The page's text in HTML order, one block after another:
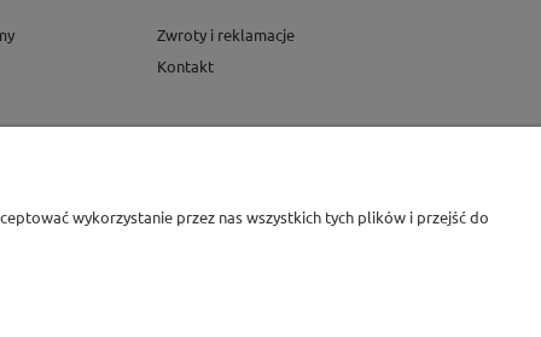
Zwroty i reklamacje
Kontakt
wykorzystanie przez nas wszystkich tych plików i przejść do